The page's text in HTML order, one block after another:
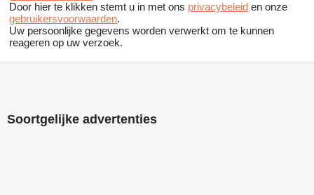
Door hier te klikken stemt u in met ons privacybeleid en onze
gebruikersvoorwaarden.
Uw persoonlijke gegevens worden verwerkt om te kunnen
reageren op uw verzoek.
Soortgelijke advertenties